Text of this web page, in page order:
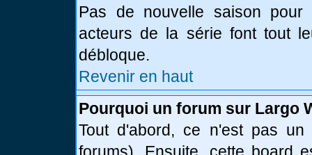
Pas de nouvelle saison pour
acteurs de la série font tout
débloque.
Revenir en haut
Pourquoi un forum sur Largo
Tout d'abord, ce n'est pas un